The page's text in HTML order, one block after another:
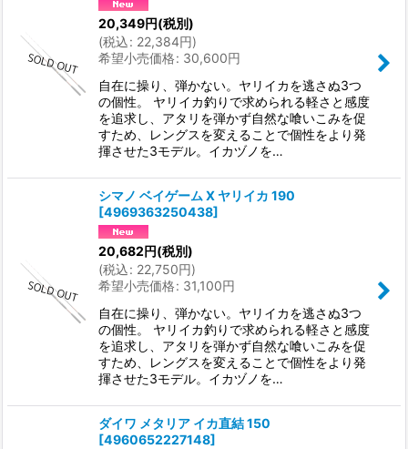
20,349円(税別)
(税込: 22,384円)
希望小売価格: 30,600円
自在に操り、弾かない。ヤリイカを逃さぬ3つ
の個性。 ヤリイカ釣りで求められる軽さと感度
を追求し、アタリを弾かず自然な喰いこみを促
すため、レングスを変えることで個性をより発
揮させた3モデル。イカヅノを…
シマノ ベイゲーム X ヤリイカ 190
[4969363250438]
20,682円(税別)
(税込: 22,750円)
希望小売価格: 31,100円
自在に操り、弾かない。ヤリイカを逃さぬ3つ
の個性。 ヤリイカ釣りで求められる軽さと感度
を追求し、アタリを弾かず自然な喰いこみを促
すため、レングスを変えることで個性をより発
揮させた3モデル。イカヅノを…
ダイワ メタリア イカ直結 150
[4960652227148]